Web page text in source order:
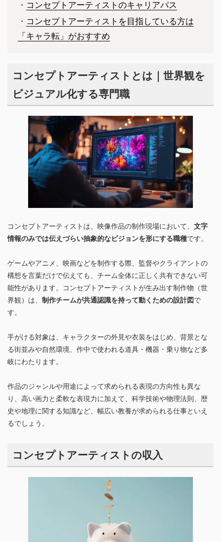
・ コンセプトアーティストのキャリアパス
・ コンセプトアーティストを目指している方は
「キャラ転」がおすすめ
コンセプトアーティストとは｜世界観を
ビジュアル化する専門職
コンセプトアーティストは、映像作品の制作現場において、 文字
情報のみでは伝えづらい抽象的なビジョンを形にする職種です。
ゲームやアニメ、映画などを制作する際、監督やクライアントの
構想を言葉だけで伝えても、チーム全体に正しく共有できない可
能性があります。コンセプトアーティストが生み出す制作物（世
界観）は、 制作チームが共通認識を持って動くための設計図で
す。
手がける対象は、キャラクターの外見や衣装をはじめ、背景とな
る街並みや自然環境、作中で使われる道具・機器・乗り物など多
岐にわたります。
作品のジャンルや用途によって求められる表現の方向性も異な
り、高い画力と柔軟な表現力に加えて、科学技術や物理法則、歴
史や地理に関する知識など、幅広い教養が求められる仕事といえ
るでしょう。
コンセプトアーティストの収入